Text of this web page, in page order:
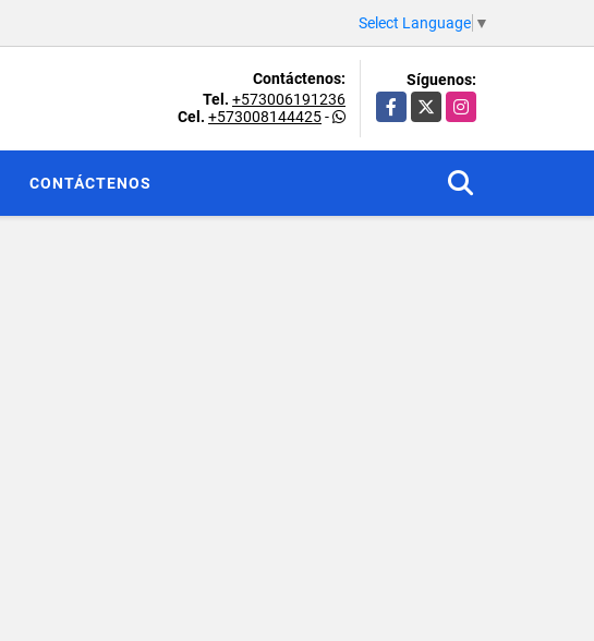
Select Language ▼
Contáctenos:
Tel. +573006191236
Cel. +573008144425-
Síguenos:
Facebook
X Instagram
CONTÁCTENOS